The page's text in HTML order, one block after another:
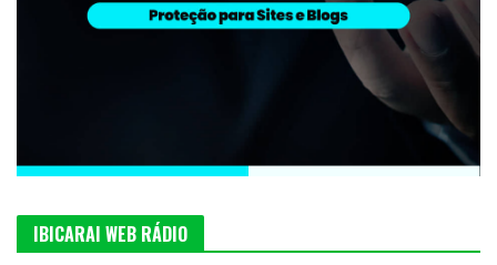
IBICARAI WEB RÁDIO